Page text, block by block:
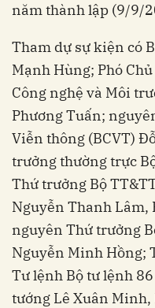
năm thành lập (9/9/
Tham dự sự kiện có
Mạnh Hùng; Phó
Công nghệ và Môi
Phương Tuấn;
Viễn thông (BCVT)
trưởng thường trực
Thứ trưởng Bộ
Nguyễn Thanh Lâm,
nguyên Thứ trưởng
Nguyễn Minh Hồng;
Tư lệnh Bộ tư lệnh
tướng Lê Xuân Minh,